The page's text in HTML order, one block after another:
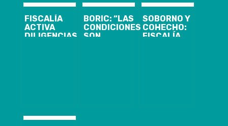
FISCALÍA
ACTIVA
DILIGENCIAS
BORIC: “LAS
CONDICIONES
SON
SOBORNO Y
COHECHO:
FISCALÍA